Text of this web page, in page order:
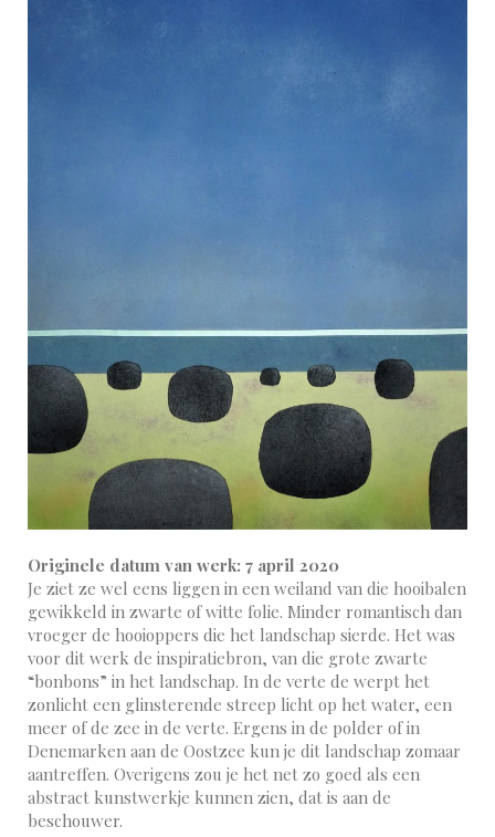
Originele datum van werk: 7 april 2020
Je ziet ze wel eens liggen in een weiland van die hooibalen
gewikkeld in zwarte of witte folie. Minder romantisch dan
vroeger de hooioppers die het landschap sierde. Het was
voor dit werk de inspiratiebron, van die grote zwarte
“bonbons” in het landschap. In de verte de werpt het
zonlicht een glinsterende streep licht op het water, een
meer of de zee in de verte. Ergens in de polder of in
Denemarken aan de Oostzee kun je dit landschap zomaar
aantreffen. Overigens zou je het net zo goed als een
abstract kunstwerkje kunnen zien, dat is aan de
beschouwer.